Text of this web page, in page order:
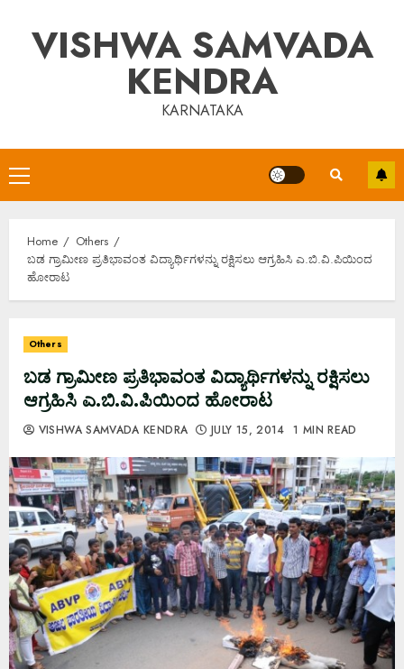
contentVISHWA SAMVADA
KENDRA
KARNATAKA
Primary
Menu
Home
Others
ಬಡ ಗ್ರಾಮೀಣ ಪ್ರತಿಭಾವಂತ ವಿದ್ಯಾರ್ಥಿಗಳನ್ನು ರಕ್ಷಿಸಲು ಆಗ್ರಹಿಸಿ ಎ.ಬಿ.ವಿ.ಪಿಯಿಂದ
ಹೋರಾಟ
Others
ಬಡ ಗ್ರಾಮೀಣ ಪ್ರತಿಭಾವಂತ ವಿದ್ಯಾರ್ಥಿಗಳನ್ನು ರಕ್ಷಿಸಲು
ಆಗ್ರಹಿಸಿ ಎ.ಬಿ.ವಿ.ಪಿಯಿಂದ ಹೋರಾಟ
VISHWA SAMVADA KENDRA JULY 15, 2014 1 MIN READ